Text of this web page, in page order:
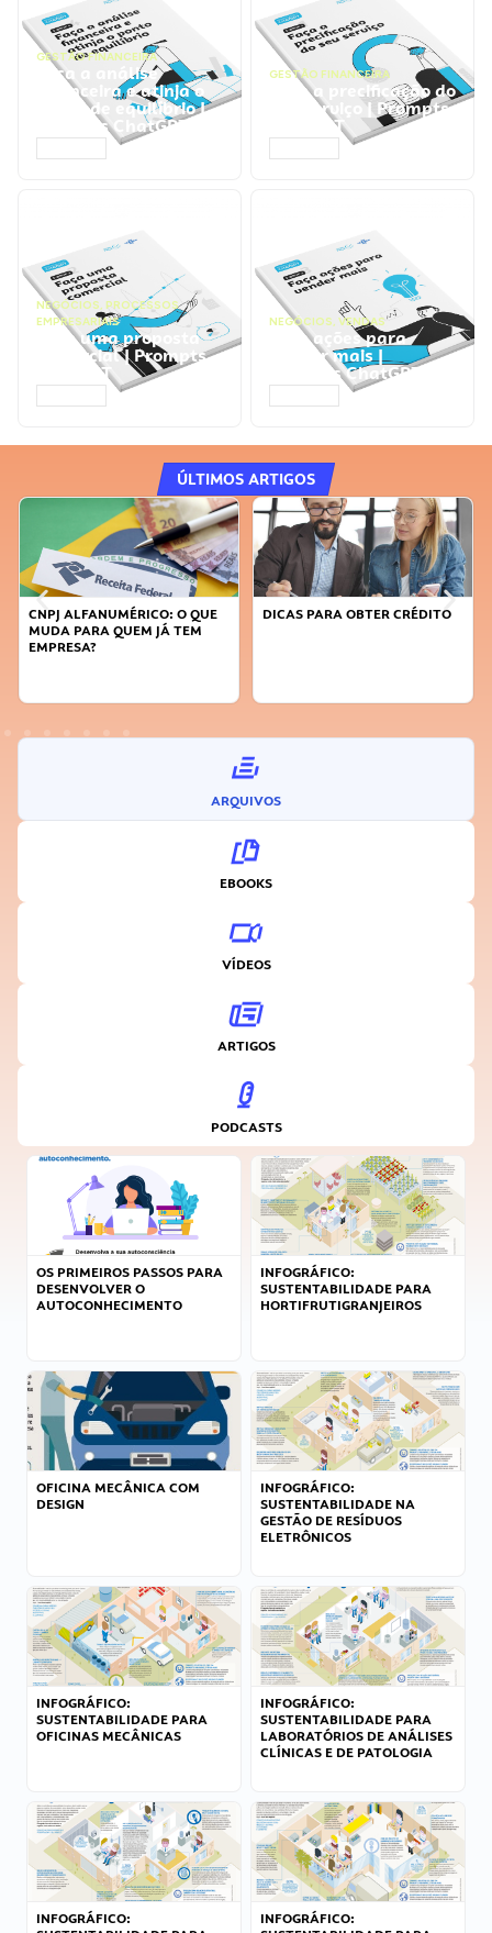
GESTÃO FINANCEIRA
Faça a análise
financeira e atinja o
ponto de equilíbrio |
Prompts ChatGPT
GESTÃO FINANCEIRA
Faça a precificação do
seu serviço | Prompts
ChatGPT
NEGÓCIOS, PROCESSOS
EMPRESARIAIS
Faça uma proposta
comercial | Prompts
ChatGPT
NEGÓCIOS, VENDAS
Faça ações para
vender mais |
Prompts ChatGPT
ÚLTIMOS ARTIGOS
DICAS PARA OBTER CRÉDITO
FAÇA A DIFERENÇA: SEJA
ARQUIVOS
EBOOKS
VÍDEOS
ARTIGOS
PODCASTS
OS PRIMEIROS PASSOS PARA
DESENVOLVER O
AUTOCONHECIMENTO
INFOGRÁFICO:
SUSTENTABILIDADE PARA
HORTIFRUTIGRANJEIROS
OFICINA MECÂNICA COM
DESIGN
INFOGRÁFICO:
SUSTENTABILIDADE NA
GESTÃO DE RESÍDUOS
ELETRÔNICOS
INFOGRÁFICO:
SUSTENTABILIDADE PARA
OFICINAS MECÂNICAS
INFOGRÁFICO:
SUSTENTABILIDADE PARA
LABORATÓRIOS DE ANÁLISES
CLÍNICAS E DE PATOLOGIA
INFOGRÁFICO:
INFOGRÁFICO: